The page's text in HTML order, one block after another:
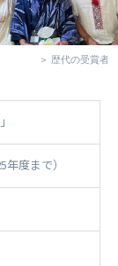
未来大賞」歴代の受賞者
度まで）